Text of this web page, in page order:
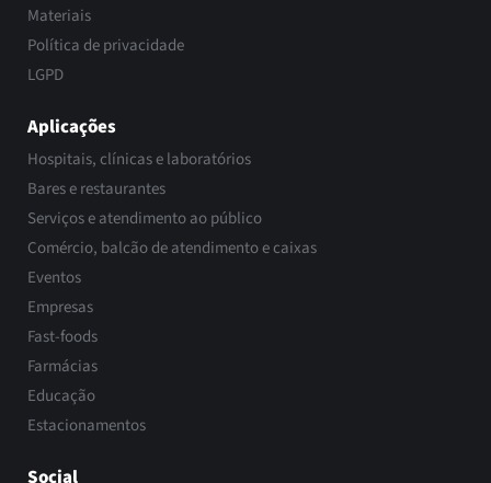
Materiais
Política de privacidade
LGPD
Aplicações
Hospitais, clínicas e laboratórios
Bares e restaurantes
Serviços e atendimento ao público
Comércio, balcão de atendimento e caixas
Eventos
Empresas
Fast-foods
Farmácias
Educação
Estacionamentos
Social